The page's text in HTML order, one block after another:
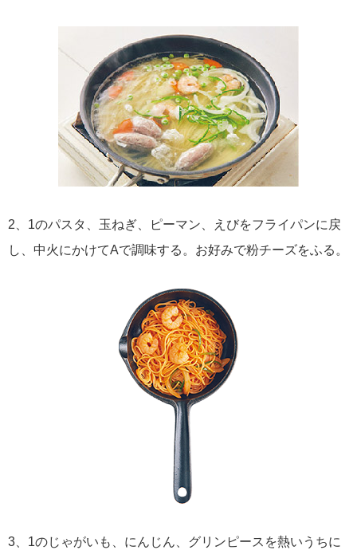
2、1のパスタ、玉ねぎ、ピーマン、えびをフライパンに戻
し、中火にかけてAで調味する。お好みで粉チーズをふる。
3、1のじゃがいも、にんじん、グリンピースを熱いうちに